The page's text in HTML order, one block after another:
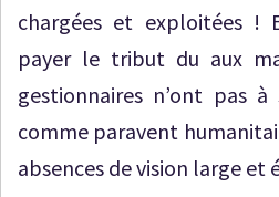
chargées et exploitées !
payer le tribut du aux
gestionnaires n’ont pas
comme paravent
absences de vision large et